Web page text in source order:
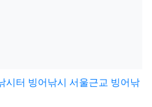
시터 빙어낚시 서울근교 빙어낚